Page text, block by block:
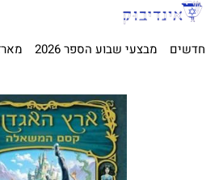
חדשים מבצעי שבוע הספר 2026